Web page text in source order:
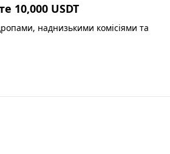
10,000 USDT
наднизькими комісіями та